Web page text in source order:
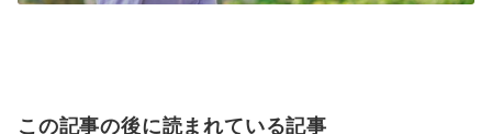
この記事の後に読まれている記事